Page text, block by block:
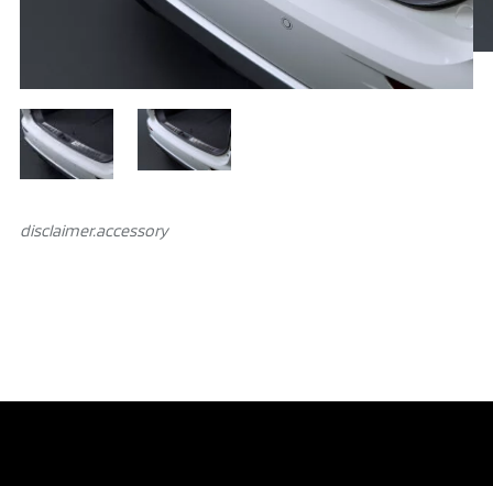
disclaimer.аccessory